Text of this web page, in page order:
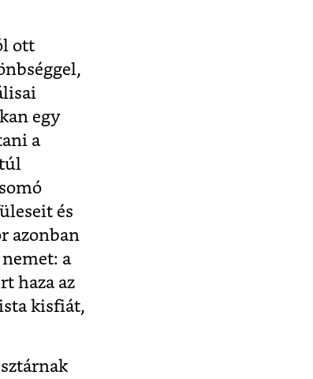
ott
egy
a
és
azonban
a
haza az
kisfiát,